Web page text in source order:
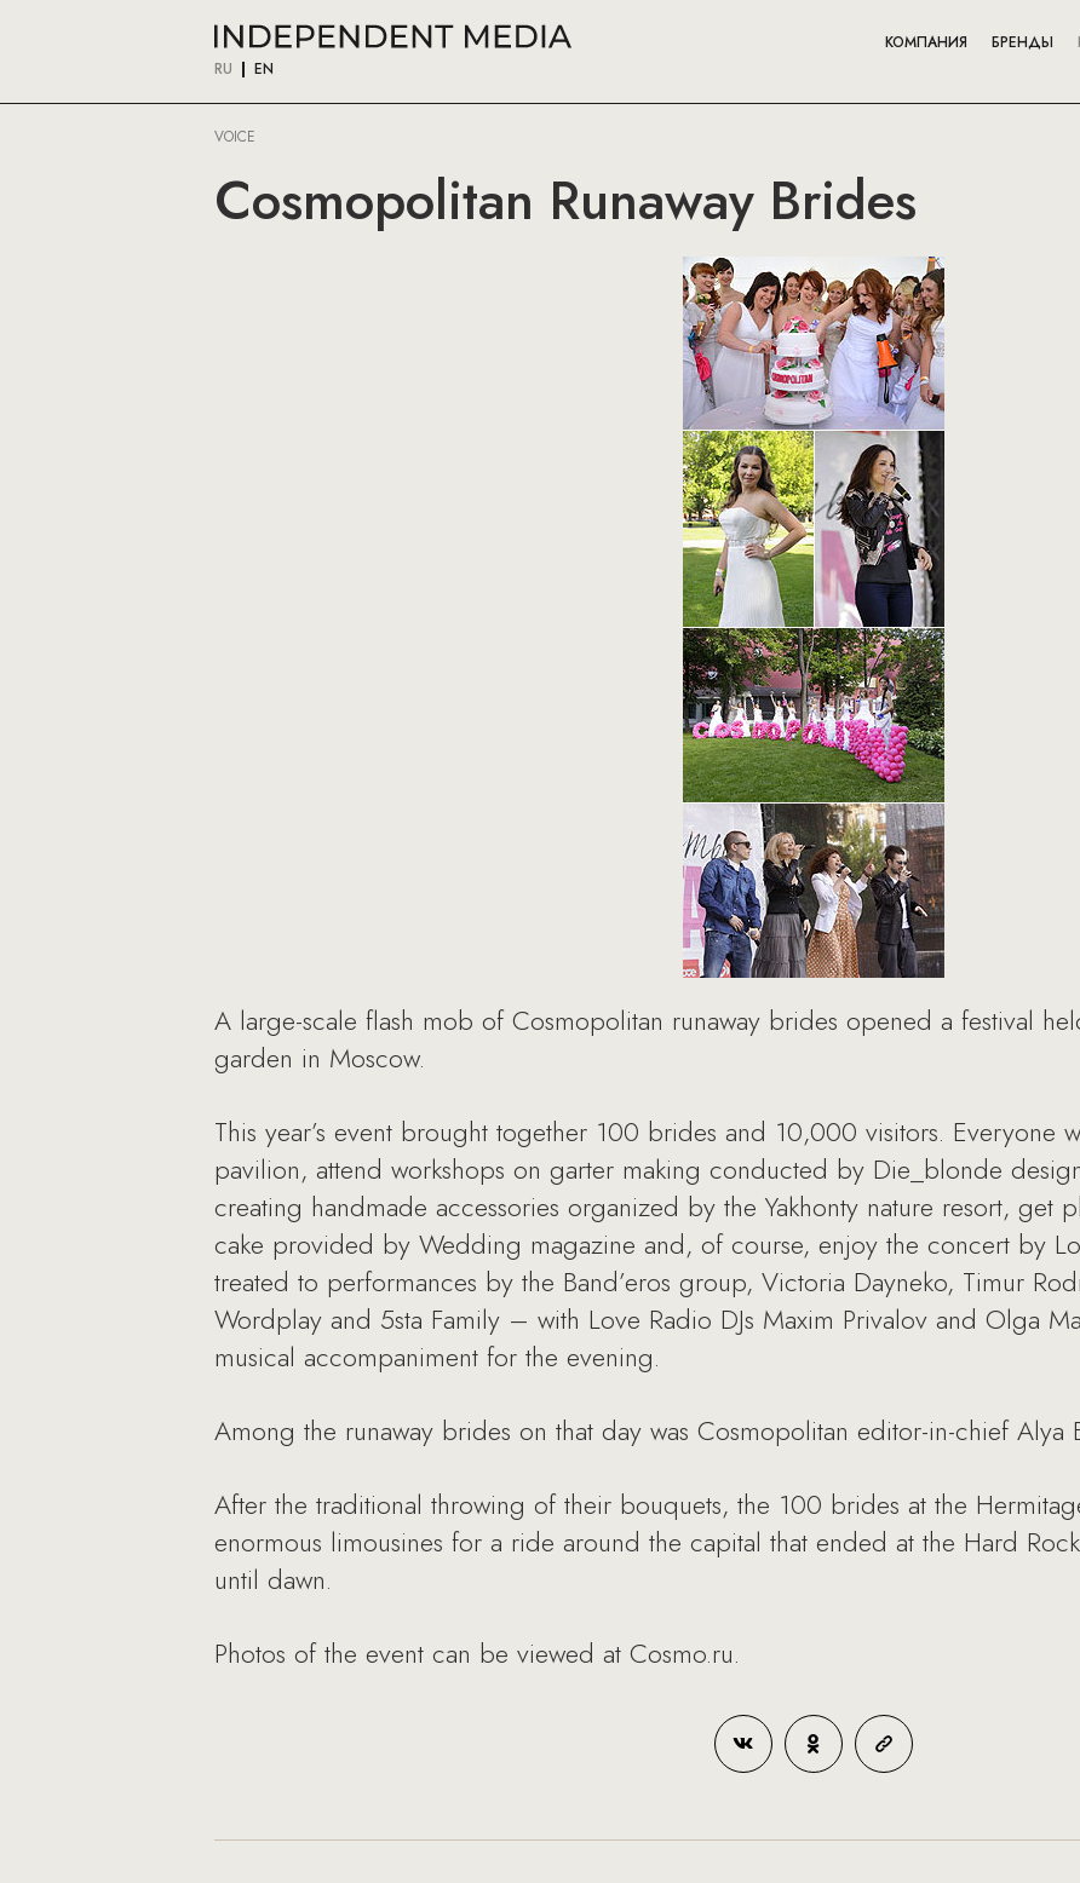
RU EN
КОМПАНИЯ БРЕНДЫ
VOICE
Cosmopolitan Runaway Brides
A large-scale flash mob of Cosmopolitan runaway brides opened a festival
garden in Moscow.
This year’s event brought together 100 brides and 10,000 visitors. Everyone
pavilion, attend workshops on garter making conducted by Die_blonde
creating handmade accessories organized by the Yakhonty nature resort, get
cake provided by Wedding magazine and, of course, enjoy the concert by
treated to performances by the Band’eros group, Victoria Dayneko, Timur
Wordplay and 5sta Family – with Love Radio DJs Maxim Privalov and Olga
musical accompaniment for the evening.
Among the runaway brides on that day was Cosmopolitan editor-in-chief Alya
After the traditional throwing of their bouquets, the 100 brides at the
enormous limousines for a ride around the capital that ended at the Hard
until dawn.
Photos of the event can be viewed at Cosmo.ru.